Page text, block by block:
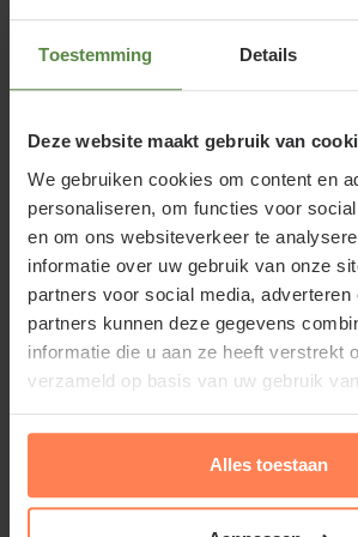
Toestemming Details
Deze website maakt gebruik van
We gebruiken cookies om content en
personaliseren, om functies voor
en om ons websiteverkeer te
informatie over uw gebruik van onze
partners voor social media, adverteren
partners kunnen deze gegevens
informatie die u aan ze heeft verstrekt
verzameld op basis van uw gebruik
Alles toestaan
Gleditsia triacanthos
snoeien en onderhouden
De traag groeiende Valse
wind takken afbreken.
kunnen in de winter op een
weggeknipt.
Bomen van tuinplantenwinkel.nl
leveren. Aanplanten in de herfst,
zomer is dus altijd mogelijk, met
aangroeigarantie!
Lees meer
Gerelateerde producten